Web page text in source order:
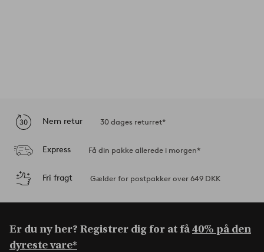
Nem retur 30 dages returret*
Express Få din pakke allerede i morgen*
Fri fragt Gælder for postpakker over 649 DKK
Er du ny her? Registrer dig for at få40% på den
dyreste vare*